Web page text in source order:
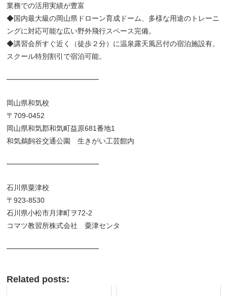
業務での活用実績が豊富
◆国内最大級の岡山県ドローン育成ドーム、多様な用途のトレーニ
ングに対応可能な広い野外飛行スペース完備。
◆講習会所すぐ近く（徒歩２分）に温泉露天風呂付の宿泊施設有。
スクール特別割引で宿泊可能。
━━━━━━━━━━━━━
岡山県和気校
〒709-0452
岡山県和気郡和気町益原681番地1
和気鵜飼谷交通公園 生きがい工芸館内
━━━━━━━━━━━━━
石川県粟津校
〒923-8530
石川県小松市月津町ヲ72-2
コマツ教習所株式会社 粟津センタ
━━━━━━━━━━━━━
Related posts: